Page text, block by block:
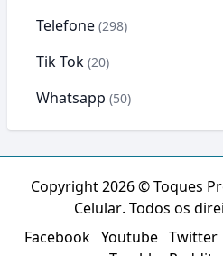
Telefone (298)
Tik Tok (20)
Whatsapp (50)
Copyright 2026 ©Toques
Celular. Todos os
Facebook Youtube Twitter